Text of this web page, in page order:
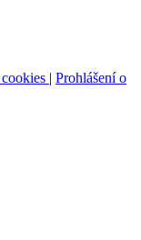
| Prohlášení o